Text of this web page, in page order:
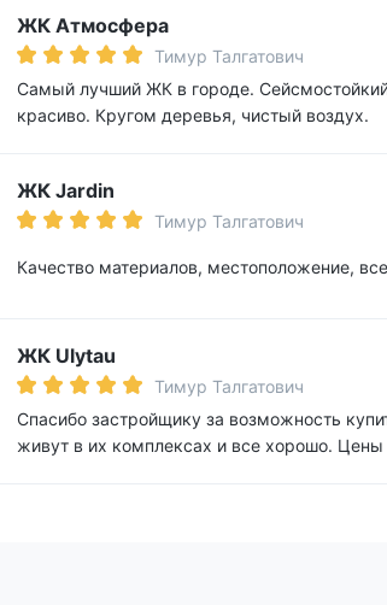
ЖК Атмосфера
Тимур Талгатович
Самый лучший ЖК в городе.
красиво. Кругом деревья, чистый воздух.
ЖК Jardin
Тимур Талгатович
Качество материалов, местоположение,
ЖК Ulytau
Тимур Талгатович
Спасибо застройщику за возможность
живут в их комплексах и все хорошо. Цены